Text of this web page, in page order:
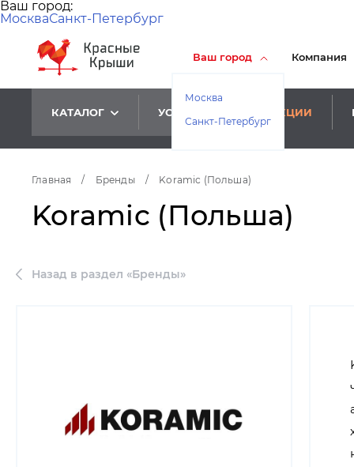
Ваш город:
МоскваСанкт-Петербург
Ваш город
Москва
Санкт-Петербург
Компания
КАТАЛОГ УСЛУГИ АКЦИИ
Главная / Бренды / Koramic (Польша)
Koramic (Польша)
Назад в раздел «Бренды»